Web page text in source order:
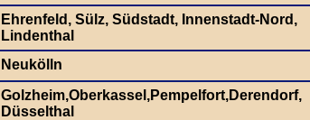
Ehrenfeld, Sülz, Südstadt, Innenstadt-Nord,
Lindenthal
Neukölln
Golzheim,Oberkassel,Pempelfort,Derendorf,
Düsselthal